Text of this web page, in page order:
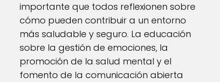
importante que todos reflexionen sobre
cómo pueden contribuir a un entorno
más saludable y seguro. La educación
sobre la gestión de emociones, la
promoción de la salud mental y el
fomento de la comunicación abierta